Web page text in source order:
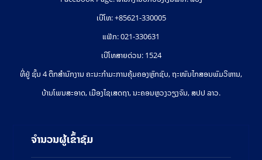
ເບີໂທ: +85621-330005
ແຟ໊ກ: 021-330631
ເບີໂທສາຍດ່ວນ: 1524
ທີ່ຢູ່ ຊັ້ນ 4 ຕຶກສຳນັກງານ ຄະນະກຳມະການຄຸ້ມຄອງຫຼັກຊັບ, ຖະໜົນໄກສອນພົມວິຫານ,
ບ້ານໂພນສະອາດ, ເມືອງໄຊເສດຖາ, ນະຄອນຫຼວງວຽງຈັນ, ສປປ ລາວ.
ຈຳນວນຜູ້ເຂົ້າຊົມ